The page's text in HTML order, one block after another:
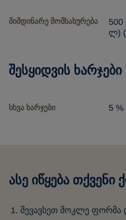
მიმდინარე მომსახურება
500
ლ)
შესყიდვის ხარჯები
სხვა ხარჯები 5 %
ასე იწყება თქვენი
შევავსეთ მოკლე ფორმა